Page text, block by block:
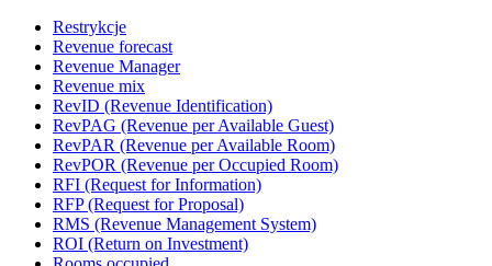
Restrykcje
Revenue forecast
Revenue Manager
Revenue mix
RevID (Revenue Identification)
RevPAG (Revenue per Available Guest)
RevPAR (Revenue per Available Room)
RevPOR (Revenue per Occupied Room)
RFI (Request for Information)
RFP (Request for Proposal)
RMS (Revenue Management System)
ROI (Return on Investment)